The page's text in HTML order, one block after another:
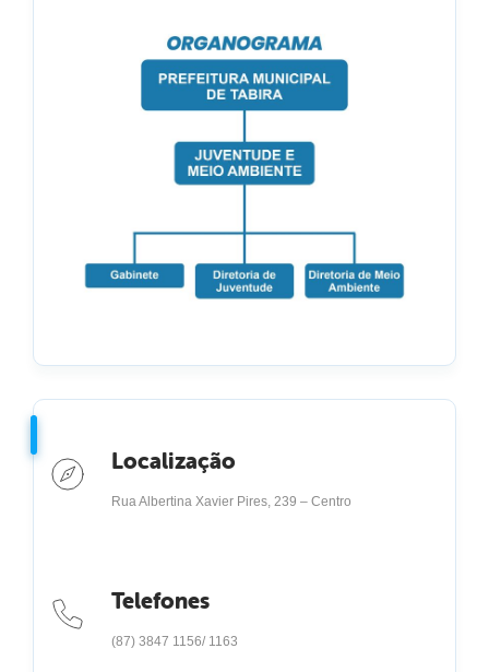
Localização
Rua Albertina Xavier Pires, 239 – Centro
Telefones
(87) 3847 1156/ 1163